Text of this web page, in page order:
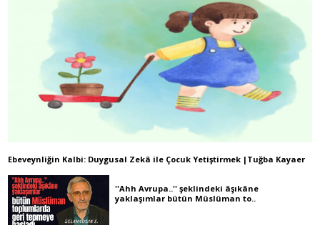
Ebeveynliğin Kalbi: Duygusal Zekâ ile Çocuk Yetiştirmek |Tuğba Kayaer
''Ahh Avrupa..'' şeklindeki âşıkâne
yaklaşımlar bütün Müslüman to..